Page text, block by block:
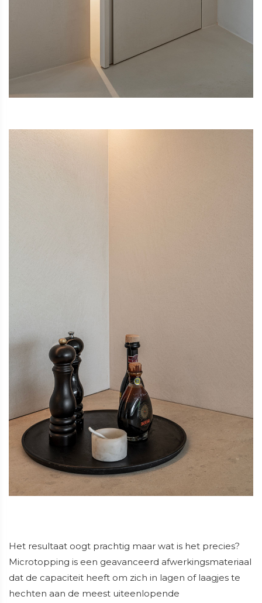
Het resultaat oogt prachtig maar wat is het precies?
Microtopping is een geavanceerd afwerkingsmateriaal
dat de capaciteit heeft om zich in lagen of laagjes te
hechten aan de meest uiteenlopende